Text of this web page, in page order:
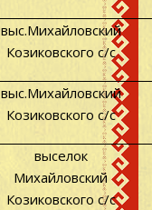
выс.Михайловский
Козиковского с/с
выс.Михайловский
Козиковского с/с
выселок
Михайловский
Козиковского с/с